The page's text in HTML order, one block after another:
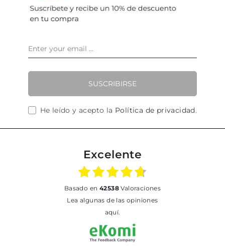
SUSCRIBIRSE
He leído y acepto la Política de privacidad.
Excelente
basado en 42538Valoraciones
Lea algunas de las opiniones
aquí.